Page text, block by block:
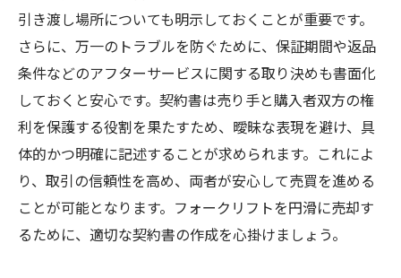
引き渡し場所についても明示しておくことが重要です。
さらに、万一のトラブルを防ぐために、保証期間や返品
条件などのアフターサービスに関する取り決めも書面化
しておくと安心です。契約書は売り手と購入者双方の権
利を保護する役割を果たすため、曖昧な表現を避け、具
体的かつ明確に記述することが求められます。これによ
り、取引の信頼性を高め、両者が安心して売買を進める
ことが可能となります。フォークリフトを円滑に売却す
るために、適切な契約書の作成を心掛けましょう。